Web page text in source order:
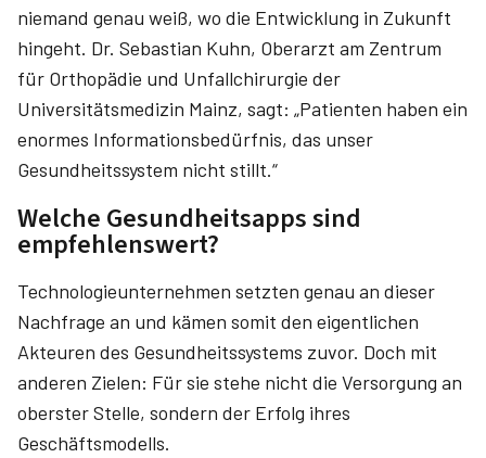
niemand genau weiß, wo die Entwicklung in Zukunft
hingeht. Dr. Sebastian Kuhn, Oberarzt am Zentrum
für Orthopädie und Unfallchirurgie der
Universitätsmedizin Mainz, sagt: „Patienten haben ein
enormes Informationsbedürfnis, das unser
Gesundheitssystem nicht stillt.“
Welche Gesundheitsapps sind
empfehlenswert?
Technologieunternehmen setzten genau an dieser
Nachfrage an und kämen somit den eigentlichen
Akteuren des Gesundheitssystems zuvor. Doch mit
anderen Zielen: Für sie stehe nicht die Versorgung an
oberster Stelle, sondern der Erfolg ihres
Geschäftsmodells.